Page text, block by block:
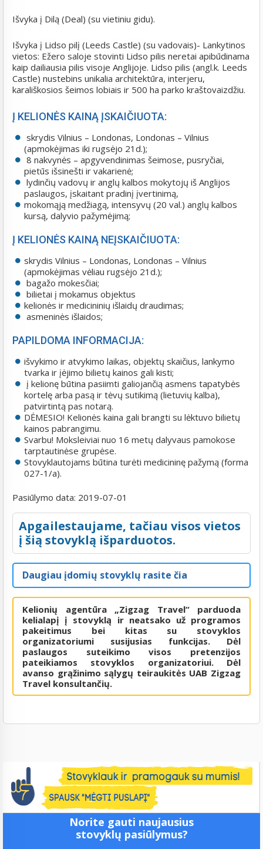
Išvyka į Dilą (Deal) (su vietiniu gidu).
Išvyka į Lidso pilį (Leeds Castle) (su vadovais)- Lankytinos
vietos: Ežero saloje stovinti Lidso pilis neretai apibūdinama
kaip dailiausia pilis visoje Anglijoje. Lidso pilis (angl.k. Leeds
Castle) nustebins unikalia architektūra, interjeru,
karališkosios šeimos lobiais ir 500 ha parko kraštovaizdžiu.
Į KELIONĖS KAINĄ ĮSKAIČIUOTA:
skrydis Vilnius – Londonas, Londonas – Vilnius
(apmokėjimas iki rugsėjo 21d.);
8 nakvynės – apgyvendinimas šeimose, pusryčiai,
pietūs išsinešti ir vakarienė;
lydinčių vadovų ir anglų kalbos mokytojų iš Anglijos
paslaugos, įskaitant pradinį įvertinimą,
mokomąją medžiagą, intensyvų (20 val.) anglų kalbos
kursą, dalyvio pažymėjimą;
Į KELIONĖS KAINĄ NEĮSKAIČIUOTA:
skrydis Vilnius – Londonas, Londonas – Vilnius
(apmokėjimas vėliau rugsėjo 21d.);
bagažo mokesčiai;
bilietai į mokamus objektus
kelionės ir medicininių išlaidų draudimas;
asmeninės išlaidos;
PAPILDOMA INFORMACIJA:
išvykimo ir atvykimo laikas, objektų skaičius, lankymo
tvarka ir įėjimo bilietų kainos gali kisti;
į kelionę būtina pasiimti galiojančią asmens tapatybės
kortelę arba pasą ir tėvų sutikimą (lietuvių kalba),
patvirtintą pas notarą.
DĖMESIO! Kelionės kaina gali brangti su lėktuvo bilietų
kainos pabrangimu.
Svarbu! Moksleiviai nuo 16 metų dalyvaus pamokose
tarptautinėse grupėse.
Stovyklautojams būtina turėti medicininę pažymą (forma
027-1/a).
Pasiūlymo data: 2019-07-01
Apgailestaujame, tačiau visos vietos
į šią stovyklą išparduotos.
Daugiau įdomių stovyklų rasite čia
Kelionių agentūra „Zigzag Travel“ parduoda
kelialapį į stovyklą ir neatsako už programos
pakeitimus bei kitas su stovyklos
organizatoriumi susijusias funkcijas. Dėl
paslaugos suteikimo visos pretenzijos
pateikiamos stovyklos organizatoriui. Dėl
avanso grąžinimo sąlygų teiraukitės UAB Zigzag
Travel konsultančių.
Norite gauti naujausius
stovyklų pasiūlymus?